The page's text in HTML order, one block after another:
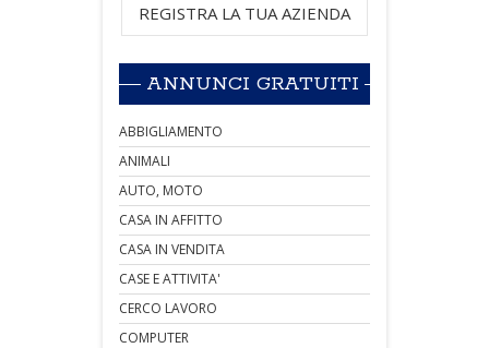
REGISTRA LA TUA AZIENDA
ANNUNCI GRATUITI
ABBIGLIAMENTO
ANIMALI
AUTO, MOTO
CASA IN AFFITTO
CASA IN VENDITA
CASE E ATTIVITA'
CERCO LAVORO
COMPUTER